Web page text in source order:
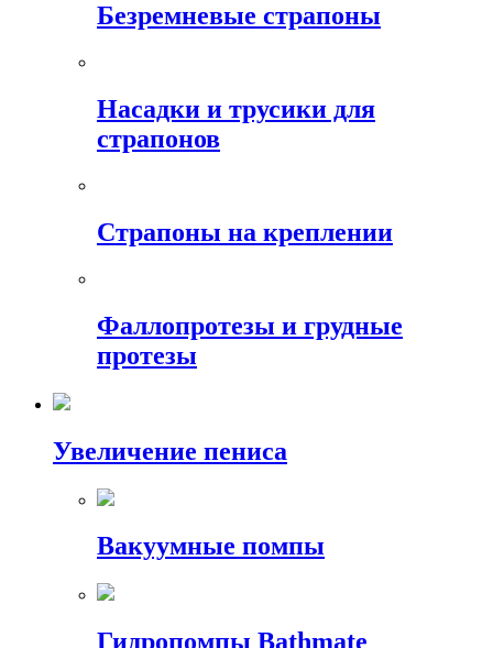
Безремневые страпоны
Насадки и трусики для
страпонов
Страпоны на креплении
Фаллопротезы и грудные
протезы
Увеличение пениса
Вакуумные помпы
Гидропомпы Bathmate